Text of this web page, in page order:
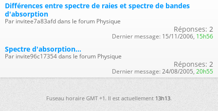
Différences entre spectre de raies et spectre de bandes
d'absorption
Par invitee7a83afd dans le forum Physique
Réponses: 2
Dernier message: 15/11/2006, 15h56
Spectre d'absorption...
Par invite96c17354 dans le forum Physique
Réponses: 2
Dernier message: 24/08/2005, 20h55
Fuseau horaire GMT +1. Il est actuellement13h13.